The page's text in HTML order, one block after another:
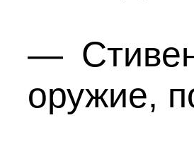
—
оружие,